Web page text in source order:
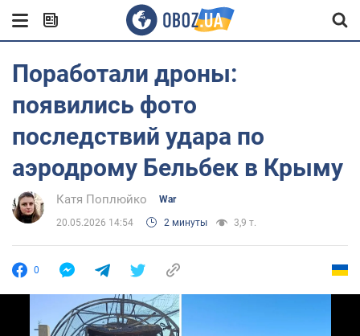
Поработали дроны:
появились фото
последствий удара по
аэродрому Бельбек в Крыму
Катя Поплюйко War
20.05.2026 14:54 2 минуты 3,9 т.
0